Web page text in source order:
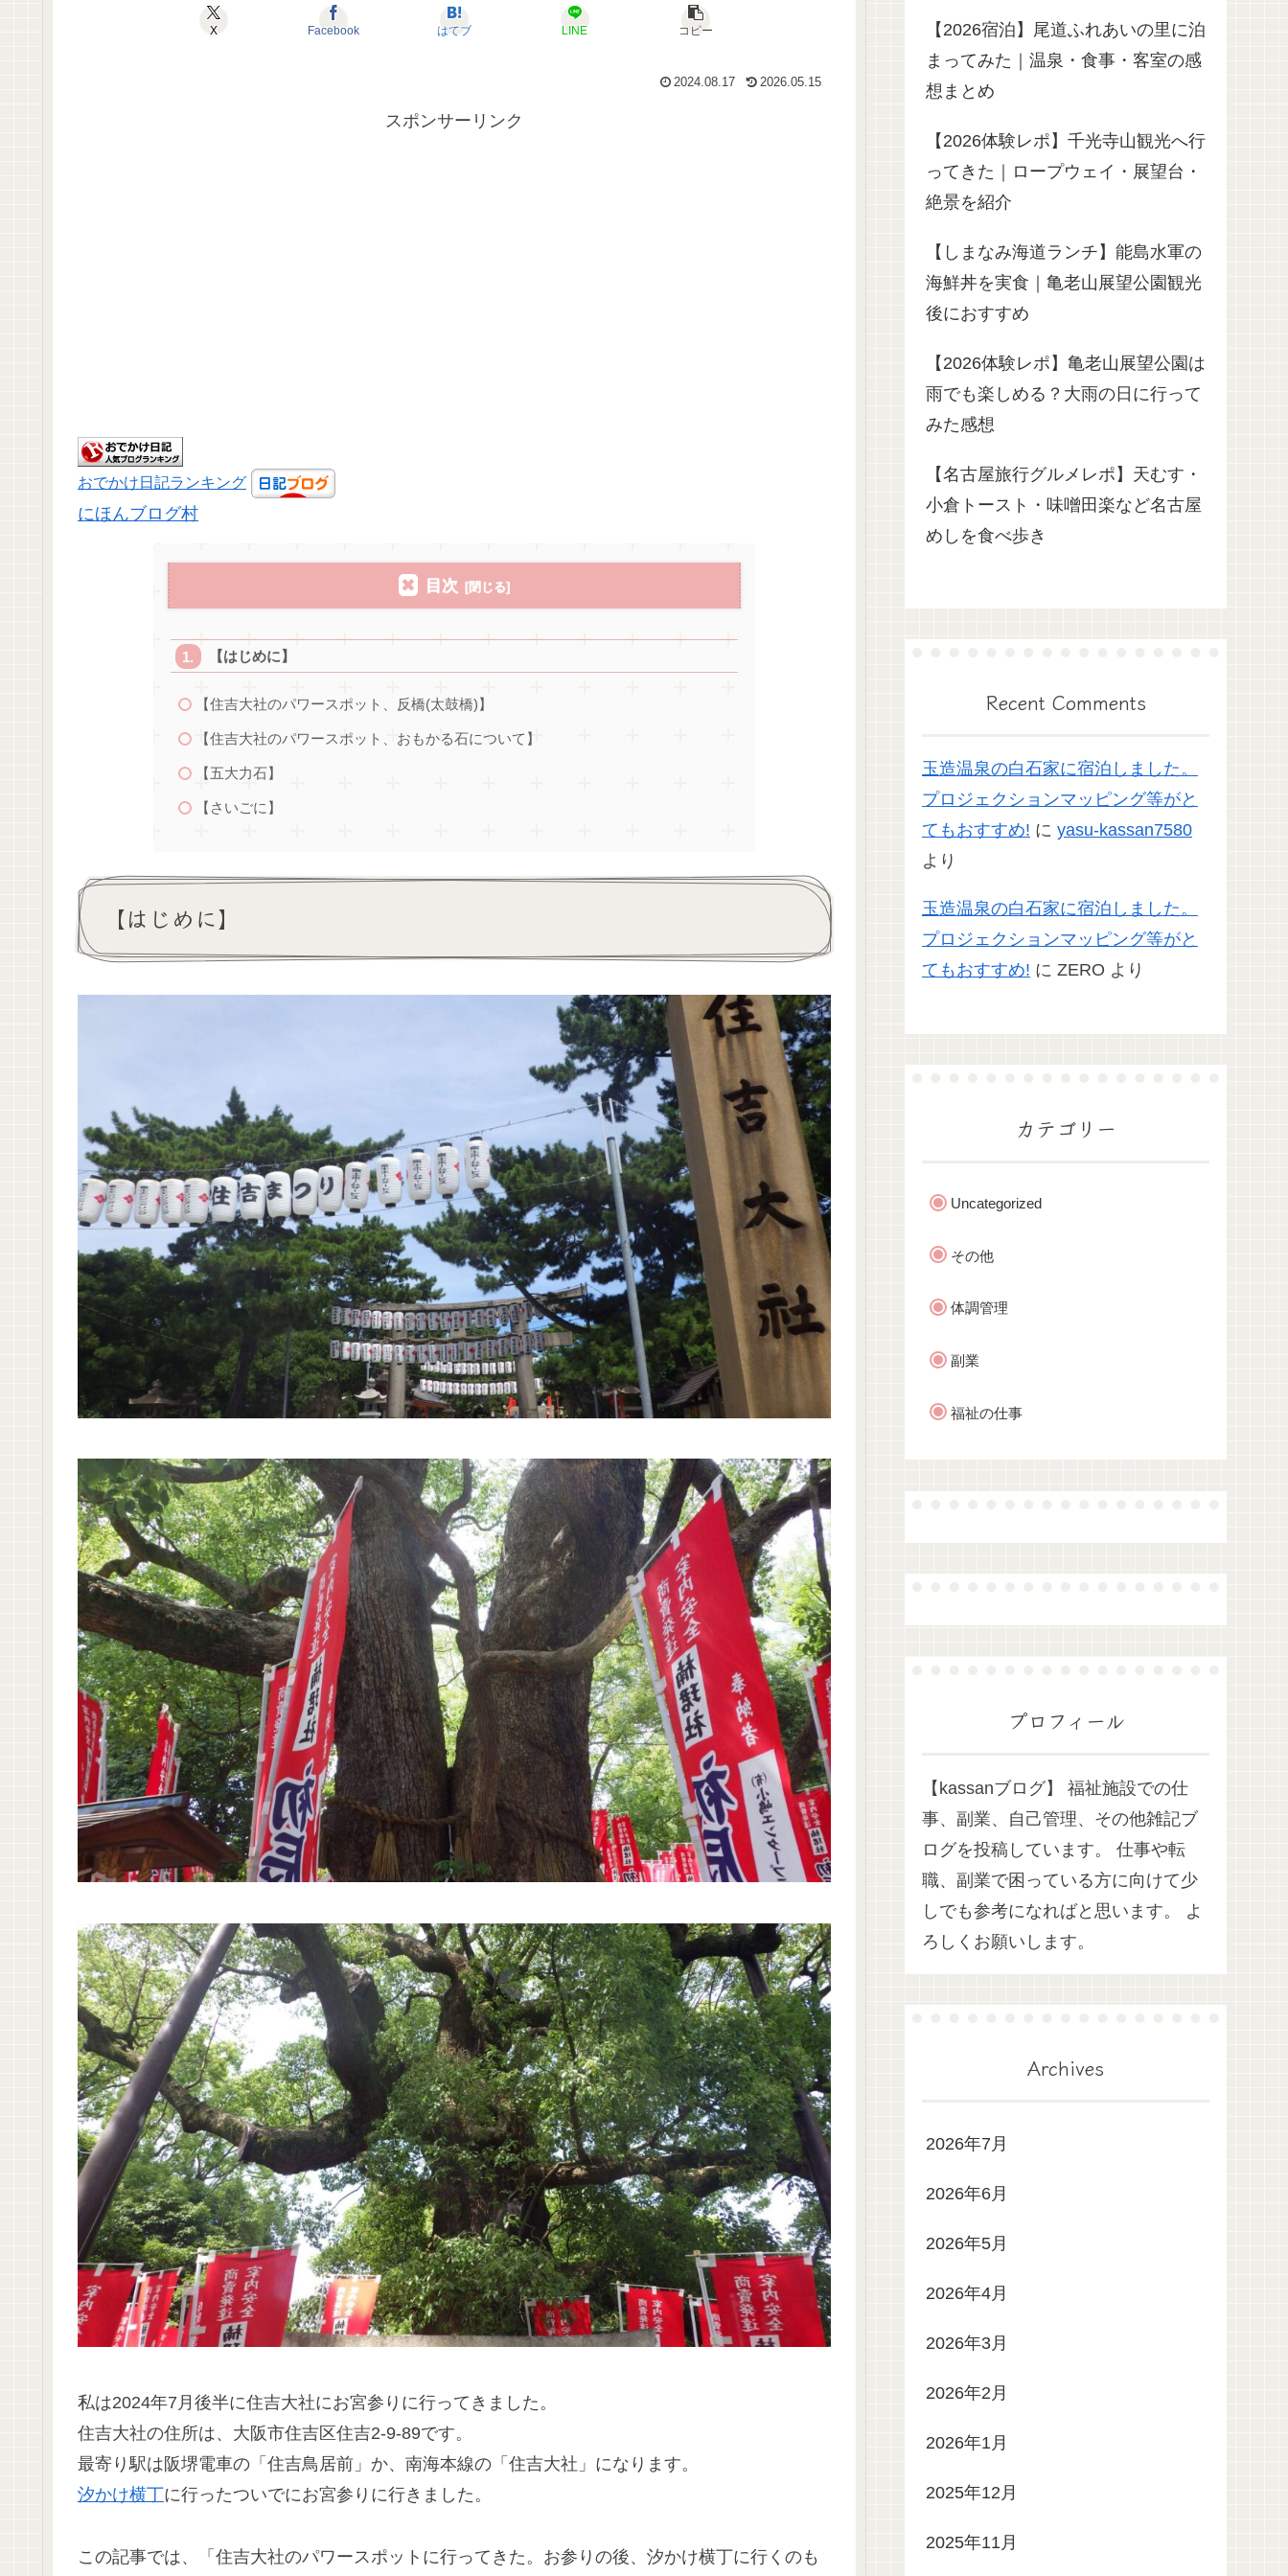
X Facebook はてブ LINE コピー
2024.08.17 2026.05.15
スポンサーリンク
おでかけ日記ランキング
にほんブログ村
目次
【はじめに】
【住吉大社のパワースポット、反橋(太鼓橋)】
【住吉大社のパワースポット、おもかる石について】
【五大力石】
【さいごに】
【はじめに】
私は2024年7月後半に住吉大社にお宮参りに行ってきました。
住吉大社の住所は、大阪市住吉区住吉2-9-89です。
最寄り駅は阪堺電車の「住吉鳥居前」か、南海本線の「住吉大社」になります。
汐かけ横丁に行ったついでにお宮参りに行きました。
この記事では、「住吉大社のパワースポットに行ってきた。お参りの後、汐かけ横丁に行くのも
【2026宿泊】尾道ふれあいの里に泊
まってみた｜温泉・食事・客室の感
想まとめ
【2026体験レポ】千光寺山観光へ行
ってきた｜ロープウェイ・展望台・
絶景を紹介
【しまなみ海道ランチ】能島水軍の
海鮮丼を実食｜亀老山展望公園観光
後におすすめ
【2026体験レポ】亀老山展望公園は
雨でも楽しめる？大雨の日に行って
みた感想
【名古屋旅行グルメレポ】天むす・
小倉トースト・味噌田楽など名古屋
めしを食べ歩き
Recent Comments
玉造温泉の白石家に宿泊しました。
プロジェクションマッピング等がと
てもおすすめ! に yasu-kassan7580
より
玉造温泉の白石家に宿泊しました。
プロジェクションマッピング等がと
てもおすすめ! に ZERO より
カテゴリー
Uncategorized
その他
体調管理
副業
福祉の仕事
プロフィール
【kassanブログ】 福祉施設での仕
事、副業、自己管理、その他雑記ブ
ログを投稿しています。 仕事や転
職、副業で困っている方に向けて少
しでも参考になればと思います。 よ
ろしくお願いします。
Archives
2026年7月
2026年6月
2026年5月
2026年4月
2026年3月
2026年2月
2026年1月
2025年12月
2025年11月